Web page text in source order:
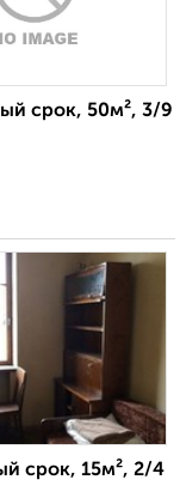
срок, 50м², 3/9
срок, 15м², 2/4